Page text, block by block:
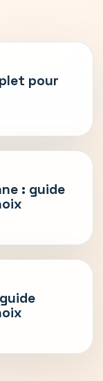
pour
: guide